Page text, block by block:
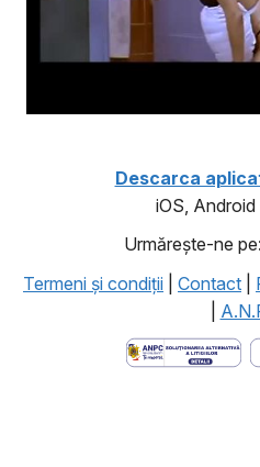
Descarca
iOS,
Urmăreşte-ne pe:
Termeni şi condiţii
Contact